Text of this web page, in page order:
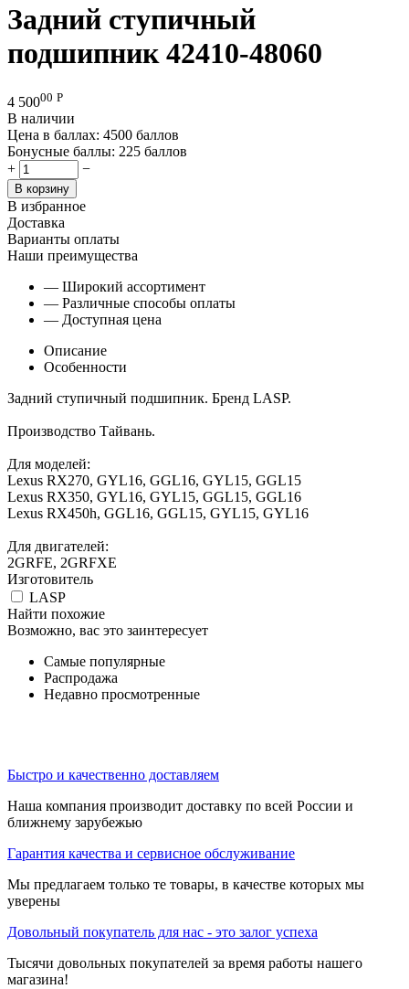
Задний ступичный
подшипник 42410-48060
4 50000 Р
В наличии
Цена в баллах: 4500 баллов
Бонусные баллы: 225 баллов
+
−
В корзину
В избранное
Доставка
Варианты оплаты
Наши преимущества
— Широкий ассортимент
— Различные способы оплаты
— Доступная цена
Описание
Особенности
Задний ступичный подшипник. Бренд LASP.
Производство Тайвань.
Для моделей:
Lexus RX270, GYL16, GGL16, GYL15, GGL15
Lexus RX350, GYL16, GYL15, GGL15, GGL16
Lexus RX450h, GGL16, GGL15, GYL15, GYL16
Для двигателей:
2GRFE, 2GRFXE
Изготовитель
LASP
Найти похожие
Возможно, вас это заинтересует
Самые популярные
Распродажа
Недавно просмотренные
Быстро и качественно доставляем
Наша компания производит доставку по всей России и
ближнему зарубежью
Гарантия качества и сервисное обслуживание
Мы предлагаем только те товары, в качестве которых мы
уверены
Довольный покупатель для нас - это залог успеха
Тысячи довольных покупателей за время работы нашего
магазина!